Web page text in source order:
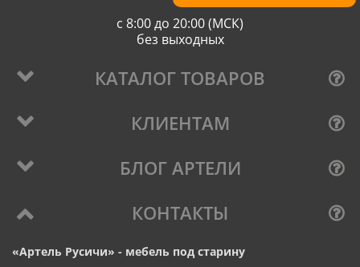
с 8:00 до 20:00 (МСК)
без выходных
КАТАЛОГ ТОВАРОВ
КЛИЕНТАМ
БЛОГ АРТЕЛИ
КОНТАКТЫ
«Артель Русичи» - мебель под старину